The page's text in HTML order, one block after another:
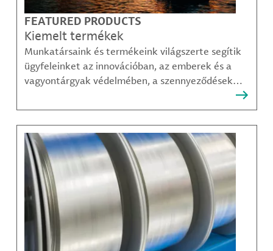
FEATURED PRODUCTS
Kiemelt termékek
Munkatársaink és termékeink világszerte segítik
ügyfeleinket az innovációban, az emberek és a
vagyontárgyak védelmében, a szennyeződések
kommunikáció és a növekedés fenntarthatóbb
módjainak megteremtésében.